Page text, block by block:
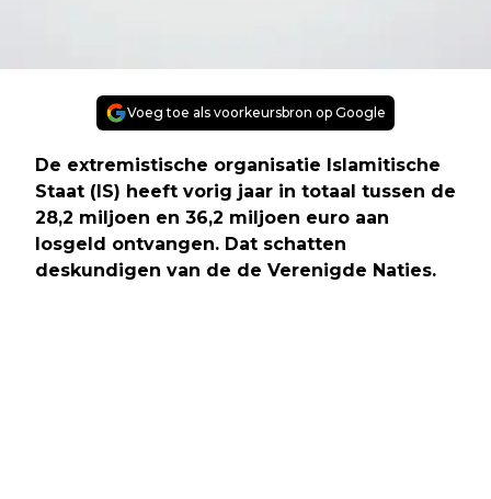
Voeg toe als voorkeursbron op Google
De extremistische organisatie Islamitische
Staat (IS) heeft vorig jaar in totaal tussen de
28,2 miljoen en 36,2 miljoen euro aan
losgeld ontvangen. Dat schatten
deskundigen van de de Verenigde Naties.